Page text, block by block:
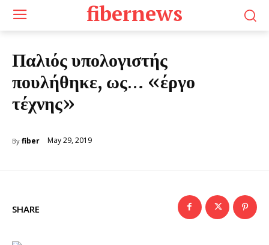
fibernews
Παλιός υπολογιστής
πουλήθηκε, ως… «έργο
τέχνης»
By fiber May 29, 2019
SHARE